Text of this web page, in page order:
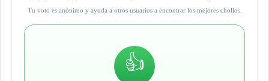
Tu voto es anónimo y ayuda a otros usuarios a encontrar los mejores chollos.
👍